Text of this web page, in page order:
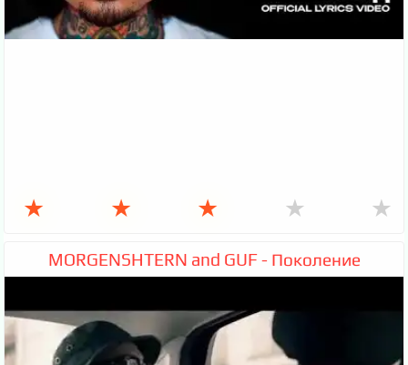
★ ★ ★ ★ ★
MORGENSHTERN and GUF - Поколение